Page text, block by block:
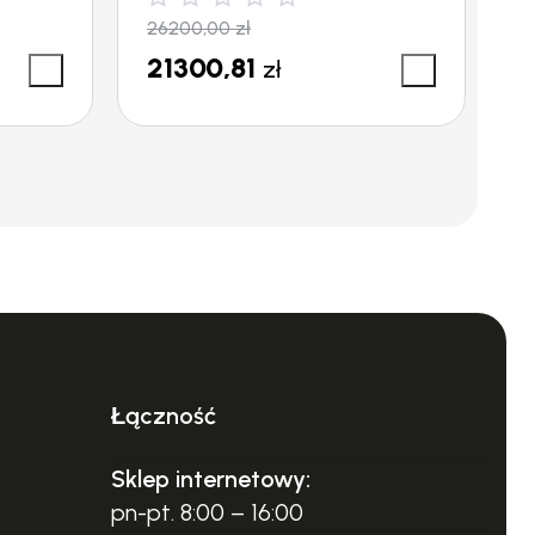
26200,00zł
21300,81 zł
Łączność
Sklep internetowy:
pn-pt. 8:00 – 16:00